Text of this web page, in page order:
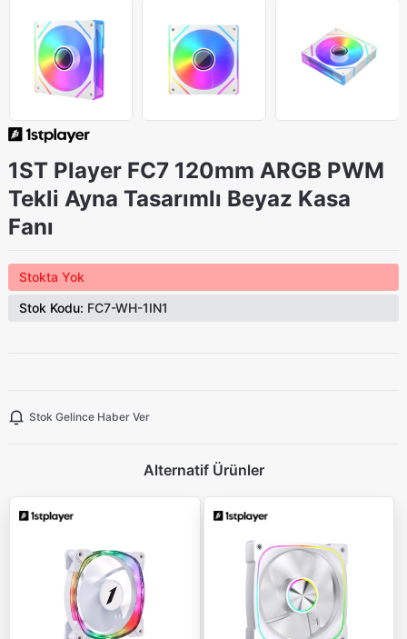
1ST Player FC7 120mm ARGB PWM
Tekli Ayna Tasarımlı Beyaz Kasa
Fanı
Stokta Yok
Stok Kodu: FC7-WH-1IN1
Stok Gelince Haber Ver
Alternatif Ürünler